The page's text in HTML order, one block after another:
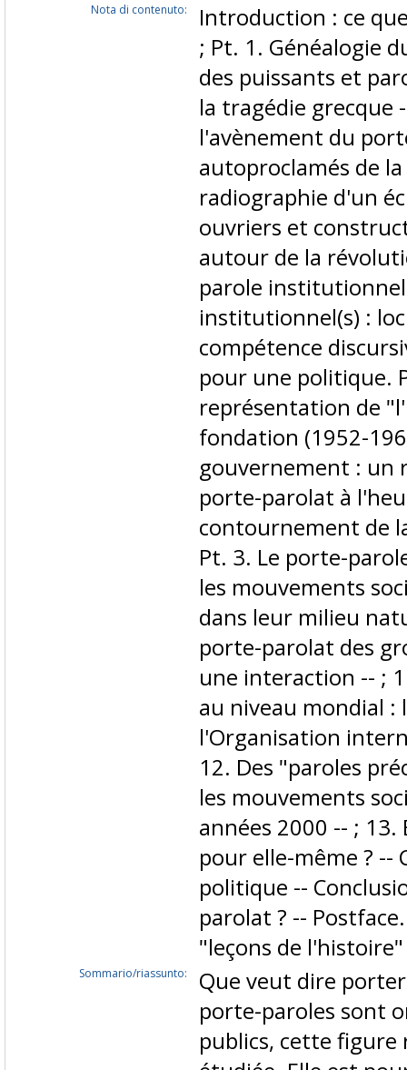
Nota di contenuto:
Introduction : ce
; Pt. 1. Généalogie
des puissants et
la tragédie grecque
l'avènement du
autoproclamés de
radiographie d'un
ouvriers et
autour de la
parole
institutionnel(s) :
compétence
pour une politique.
représentation de
fondation (1952-
gouvernement : un
porte-parolat à
contournement de
Pt. 3. Le porte-
les mouvements
dans leur milieu
porte-parolat des
une interaction -- ;
au niveau mondial :
l'Organisation
12. Des "paroles
les mouvements
années 2000 -- ;
pour elle-même ?
politique --
parolat ? --
"leçons de
Sommario/riassunto:
Que veut dire porter
porte-paroles sont
publics, cette